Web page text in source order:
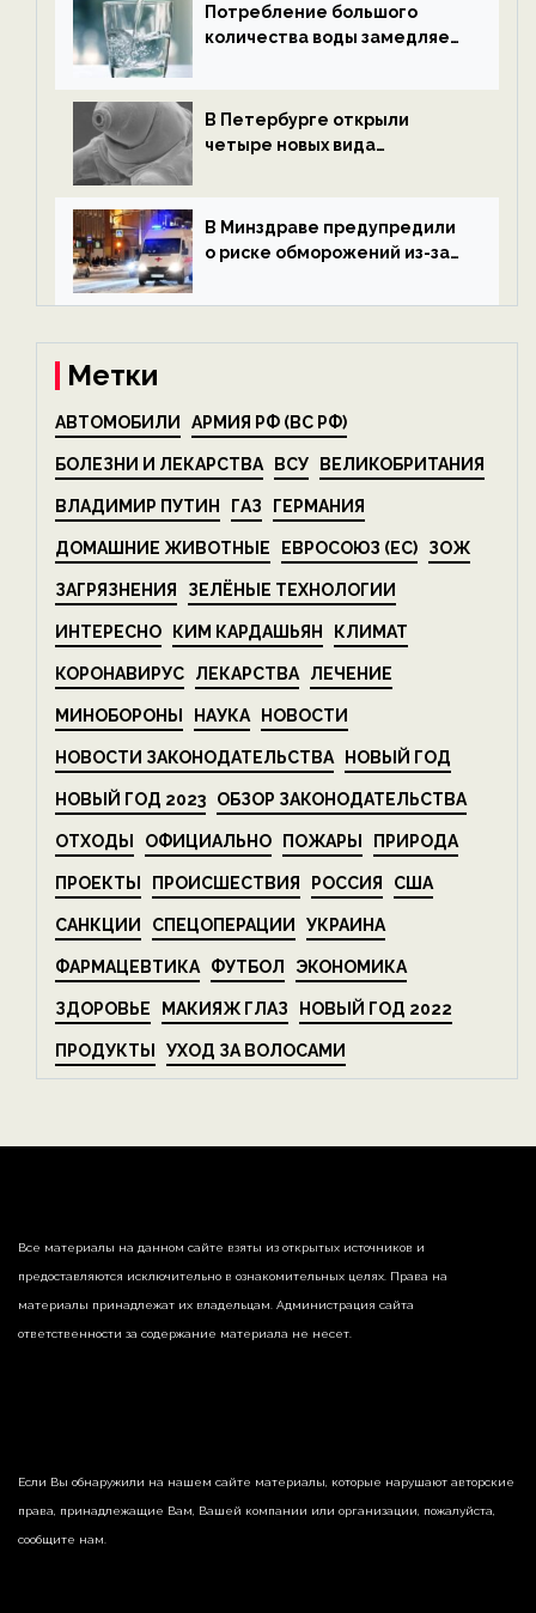
Потребление большого
количества воды замедляет
В Петербурге открыли
четыре новых вида
экологии на ECOportal
В Минздраве предупредили
о риске обморожений из-за
на ECOportal
Метки
АВТОМОБИЛИ АРМИЯ РФ (ВС РФ)
БОЛЕЗНИ И ЛЕКАРСТВА ВСУ ВЕЛИКОБРИТАНИЯ
ВЛАДИМИР ПУТИН ГАЗ ГЕРМАНИЯ
ДОМАШНИЕ ЖИВОТНЫЕ ЕВРОСОЮЗ (ЕС) ЗОЖ
ЗАГРЯЗНЕНИЯ ЗЕЛЁНЫЕ ТЕХНОЛОГИИ
ИНТЕРЕСНО КИМ КАРДАШЬЯН КЛИМАТ
КОРОНАВИРУС ЛЕКАРСТВА ЛЕЧЕНИЕ
МИНОБОРОНЫ НАУКА НОВОСТИ
НОВОСТИ ЗАКОНОДАТЕЛЬСТВА НОВЫЙ ГОД
НОВЫЙ ГОД 2023 ОБЗОР ЗАКОНОДАТЕЛЬСТВА
ОТХОДЫ ОФИЦИАЛЬНО ПОЖАРЫ ПРИРОДА
ПРОЕКТЫ ПРОИСШЕСТВИЯ РОССИЯ США
САНКЦИИ СПЕЦОПЕРАЦИИ УКРАИНА
ФАРМАЦЕВТИКА ФУТБОЛ ЭКОНОМИКА
ЗДОРОВЬЕ МАКИЯЖ ГЛАЗ НОВЫЙ ГОД 2022
ПРОДУКТЫ УХОД ЗА ВОЛОСАМИ
Все материалы на данном сайте взяты из открытых источников и
предоставляются исключительно в ознакомительных целях. Права на
материалы принадлежат их владельцам. Администрация сайта
ответственности за содержание материала не несет.
Если Вы обнаружили на нашем сайте материалы, которые нарушают авторские
права, принадлежащие Вам, Вашей компании или организации, пожалуйста,
сообщите нам.